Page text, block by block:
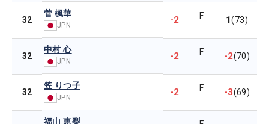
32
菅 楓華
JPN -2 F 1(73)
32
中村 心
JPN -2 F -2(70)
32
笠 りつ子
JPN -2 F -3(69)
福山 恵梨